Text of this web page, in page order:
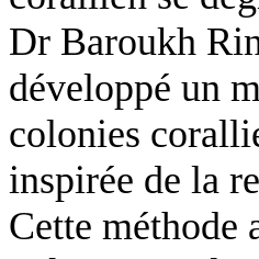
Dr Baroukh
développé un
colonies
inspirée de la
Cette méthode